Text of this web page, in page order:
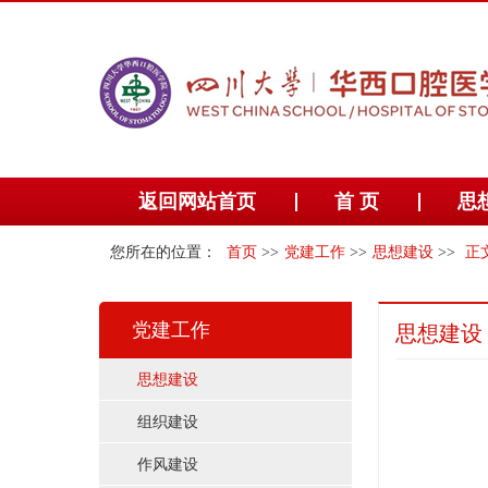
返回网站首页 首 页 思
您所在的位置： 首页 >> 党建工作 >> 思想建设 >> 正
党建工作
思想建设
组织建设
作风建设
思想建设